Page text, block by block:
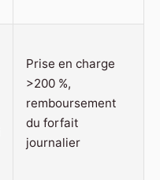
Prise en charge
>200 %,
remboursement
du forfait
journalier